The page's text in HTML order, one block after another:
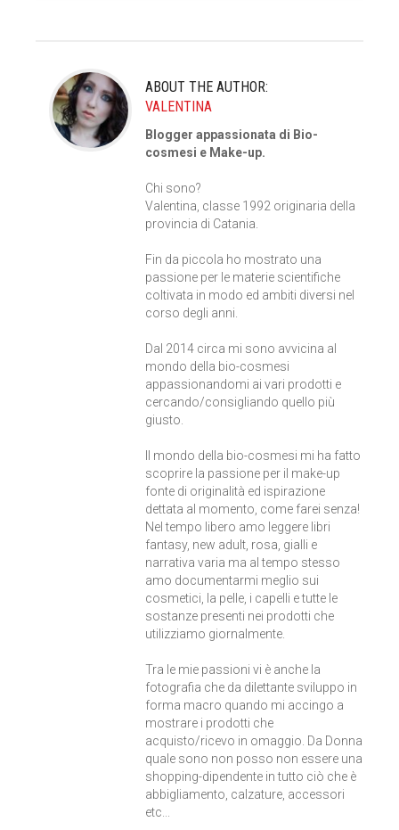
ABOUT THE AUTHOR:
VALENTINA
Blogger appassionata di Bio-
cosmesi e Make-up.
Chi sono?
Valentina, classe 1992 originaria della
provincia di Catania.
Fin da piccola ho mostrato una
passione per le materie scientifiche
coltivata in modo ed ambiti diversi nel
corso degli anni.
Dal 2014 circa mi sono avvicina al
mondo della bio-cosmesi
appassionandomi ai vari prodotti e
cercando/consigliando quello più
giusto.
Il mondo della bio-cosmesi mi ha fatto
scoprire la passione per il make-up
fonte di originalità ed ispirazione
dettata al momento, come farei senza!
Nel tempo libero amo leggere libri
fantasy, new adult, rosa, gialli e
narrativa varia ma al tempo stesso
amo documentarmi meglio sui
cosmetici, la pelle, i capelli e tutte le
sostanze presenti nei prodotti che
utilizziamo giornalmente.
Tra le mie passioni vi è anche la
fotografia che da dilettante sviluppo in
forma macro quando mi accingo a
mostrare i prodotti che
acquisto/ricevo in omaggio. Da Donna
quale sono non posso non essere una
shopping-dipendente in tutto ciò che è
abbigliamento, calzature, accessori
etc...